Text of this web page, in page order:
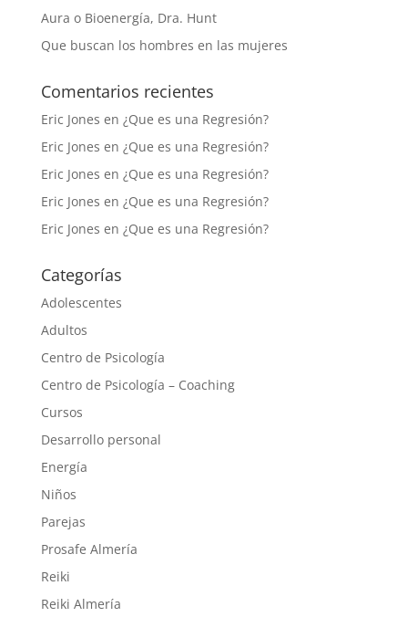
Aura o Bioenergía, Dra. Hunt
Que buscan los hombres en las mujeres
Comentarios recientes
Eric Jones en ¿Que es una Regresión?
Eric Jones en ¿Que es una Regresión?
Eric Jones en ¿Que es una Regresión?
Eric Jones en ¿Que es una Regresión?
Eric Jones en ¿Que es una Regresión?
Categorías
Adolescentes
Adultos
Centro de Psicología
Centro de Psicología – Coaching
Cursos
Desarrollo personal
Energía
Niños
Parejas
Prosafe Almería
Reiki
Reiki Almería